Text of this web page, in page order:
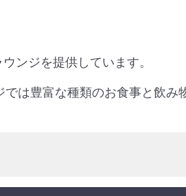
ンジを提供しています。
は豊富な種類のお食事と飲み